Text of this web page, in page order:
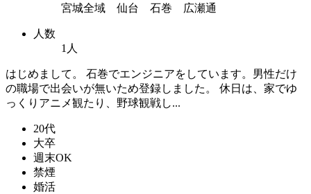
宮城全域 仙台 石巻 広瀬通
人数
1人
はじめまして。 石巻でエンジニアをしています。男性だけ
の職場で出会いが無いため登録しました。 休日は、家でゆ
っくりアニメ観たり、野球観戦し...
20代
大卒
週末OK
禁煙
婚活